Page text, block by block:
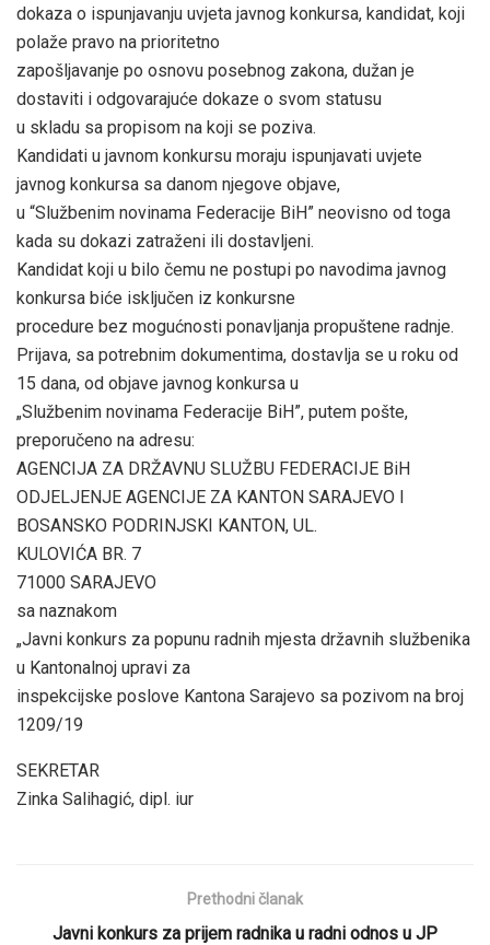
dokaza o ispunjavanju uvjeta javnog konkursa, kandidat, koji
polaže pravo na prioritetno
zapošljavanje po osnovu posebnog zakona, dužan je
dostaviti i odgovarajuće dokaze o svom statusu
u skladu sa propisom na koji se poziva.
Kandidati u javnom konkursu moraju ispunjavati uvjete
javnog konkursa sa danom njegove objave,
u “Službenim novinama Federacije BiH” neovisno od toga
kada su dokazi zatraženi ili dostavljeni.
Kandidat koji u bilo čemu ne postupi po navodima javnog
konkursa biće isključen iz konkursne
procedure bez mogućnosti ponavljanja propuštene radnje.
Prijava, sa potrebnim dokumentima, dostavlja se u roku od
15 dana, od objave javnog konkursa u
„Službenim novinama Federacije BiH”, putem pošte,
preporučeno na adresu:
AGENCIJA ZA DRŽAVNU SLUŽBU FEDERACIJE BiH
ODJELJENJE AGENCIJE ZA KANTON SARAJEVO I
BOSANSKO PODRINJSKI KANTON, UL.
KULOVIĆA BR. 7
71000 SARAJEVO
sa naznakom
„Javni konkurs za popunu radnih mjesta državnih službenika
u Kantonalnoj upravi za
inspekcijske poslove Kantona Sarajevo sa pozivom na broj
1209/19
SEKRETAR
Zinka Salihagić, dipl. iur
Prethodni članak
Javni konkurs za prijem radnika u radni odnos u JP